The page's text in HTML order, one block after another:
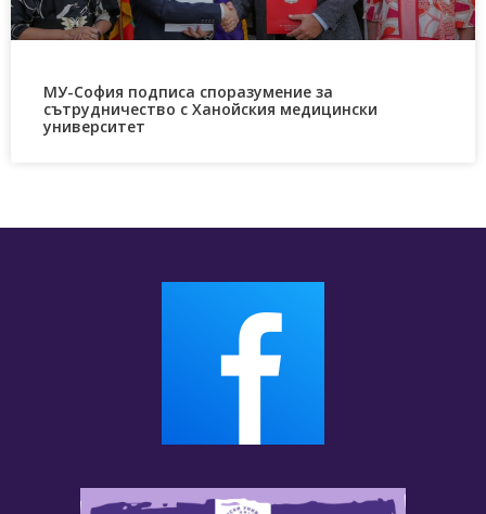
МУ-София подписа споразумение за
сътрудничество с Ханойския медицински
университет